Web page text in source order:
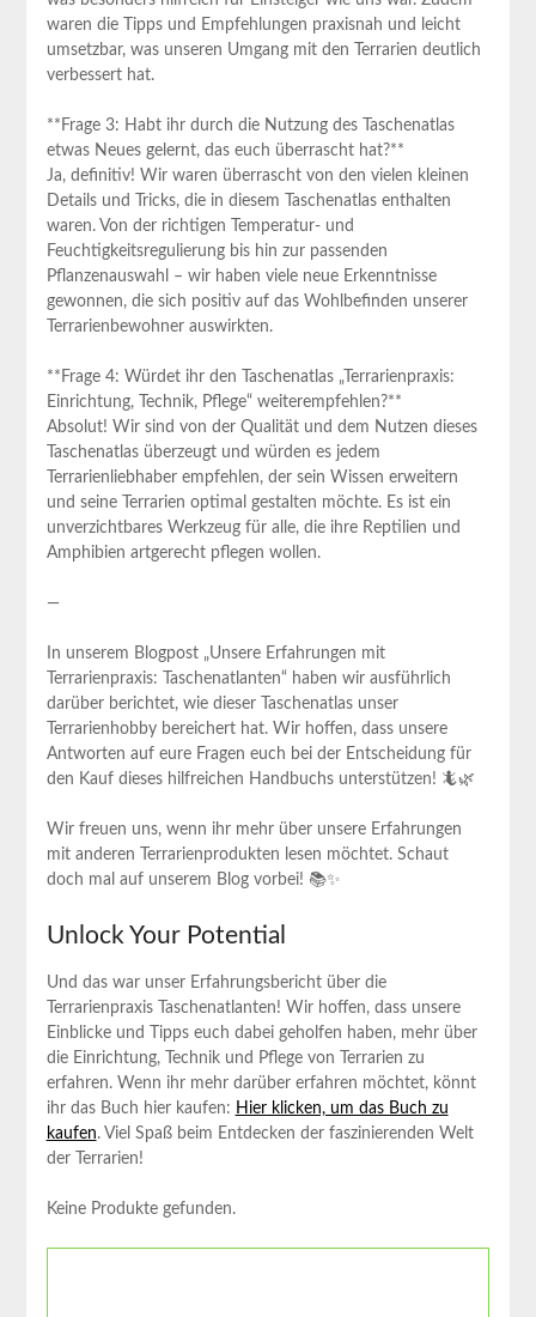
waren die Tipps und Empfehlungen praxisnah und leicht
umsetzbar, was unseren Umgang mit den Terrarien deutlich
⁢verbessert hat.
**Frage 3: Habt ihr durch die Nutzung des Taschenatlas
etwas Neues gelernt, das ‍euch ⁢überrascht⁣ hat?**
Ja, definitiv! Wir waren überrascht von den ‍vielen kleinen
Details und⁤ Tricks, die ⁤in diesem ⁣Taschenatlas‍ enthalten
waren. Von der richtigen Temperatur-​ und
Feuchtigkeitsregulierung bis ⁤hin zur passenden⁢
Pflanzenauswahl – wir ​haben viele neue⁤ Erkenntnisse​
gewonnen, die sich positiv auf das Wohlbefinden unserer
Terrarienbewohner auswirkten.
**Frage 4: Würdet ihr den Taschenatlas „Terrarienpraxis:
Einrichtung, Technik, Pflege“‍ weiterempfehlen?**
Absolut! Wir ⁢sind von der Qualität⁤ und dem ⁢Nutzen dieses
Taschenatlas überzeugt und würden es jedem‍
Terrarienliebhaber empfehlen, der sein Wissen erweitern
und seine⁢ Terrarien optimal gestalten möchte.‌ Es ‍ist ein
⁢unverzichtbares Werkzeug für alle, die ihre ‍Reptilien und
‌Amphibien⁣ artgerecht pflegen wollen.
—
In⁣ unserem ‌Blogpost „Unsere Erfahrungen ⁣mit
Terrarienpraxis: Taschenatlanten“ haben⁣ wir ausführlich
darüber berichtet, wie dieser Taschenatlas unser
Terrarienhobby bereichert ​hat. Wir hoffen, dass unsere
Antworten auf eure Fragen euch bei der Entscheidung‌ für
den Kauf dieses hilfreichen‌ Handbuchs unterstützen! 🦎🌿
Wir freuen uns,‌ wenn ihr mehr⁣ über unsere Erfahrungen
mit anderen Terrarienprodukten lesen möchtet.⁢ Schaut
doch mal auf unserem Blog vorbei! 📚✨
Unlock⁢ Your Potential
Und das⁣ war​ unser Erfahrungsbericht ‍über die
Terrarienpraxis Taschenatlanten! Wir hoffen,‍ dass unsere​
Einblicke⁢ und Tipps euch ⁢dabei geholfen⁢ haben, mehr ‍über
die Einrichtung,‍ Technik und Pflege von Terrarien ‌zu
‍erfahren. Wenn ihr mehr darüber erfahren möchtet,‍ könnt
ihr das Buch hier kaufen: Hier klicken,⁣ um das⁣ Buch zu
kaufen. ‌Viel Spaß beim Entdecken der faszinierenden Welt
der Terrarien!
Keine Produkte gefunden.